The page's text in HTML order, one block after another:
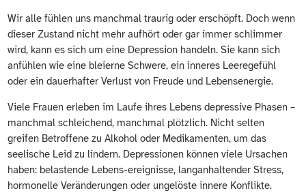
Wir alle fühlen uns manchmal traurig oder erschöpft. Doch wenn
dieser Zustand nicht mehr aufhört oder gar immer schlimmer
wird, kann es sich um eine Depression handeln. Sie kann sich
anfühlen wie eine bleierne Schwere, ein inneres Leeregefühl
oder ein dauerhafter Verlust von Freude und Lebensenergie.
Viele Frauen erleben im Laufe ihres Lebens depressive Phasen –
manchmal schleichend, manchmal plötzlich. Nicht selten
greifen Betroffene zu Alkohol oder Medikamenten, um das
seelische Leid zu lindern. Depressionen können viele Ursachen
haben: belastende Lebens-ereignisse, langanhaltender Stress,
hormonelle Veränderungen oder ungelöste innere Konflikte.